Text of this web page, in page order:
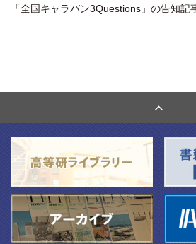
「全国キャラバン3Questions」の告知記